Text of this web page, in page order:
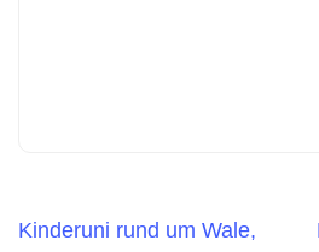
Kinderuni rund um Wale,